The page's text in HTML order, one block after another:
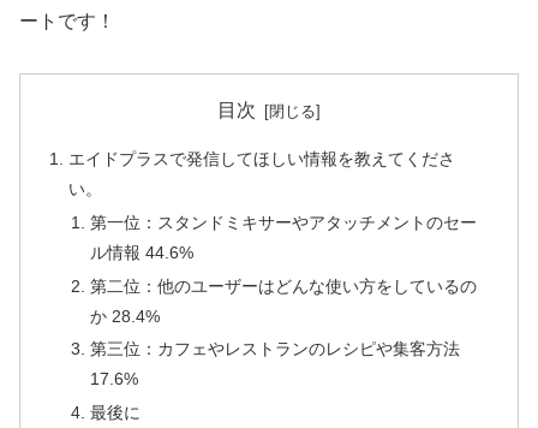
ートです！
目次
エイドプラスで発信してほしい情報を教えてくださ
い。
第一位：スタンドミキサーやアタッチメントのセー
ル情報 44.6%
第二位：他のユーザーはどんな使い方をしているの
か 28.4%
第三位：カフェやレストランのレシピや集客方法
17.6%
最後に